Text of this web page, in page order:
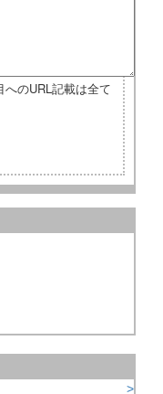
のURL記載は全て
>